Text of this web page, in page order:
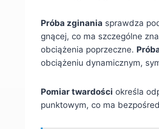
Próba zginania sprawdza
gnącej, co ma szczególne
obciążenia poprzeczne.
obciążeniu dynamicznym,
Pomiar twardości określa
punktowym, co ma